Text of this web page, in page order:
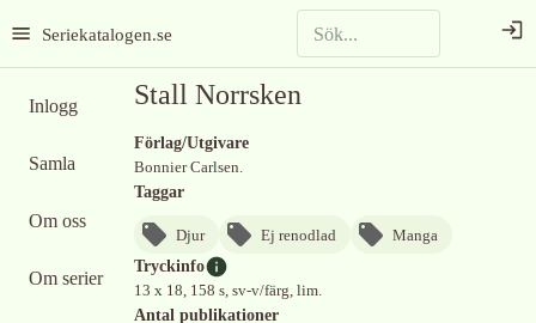
Seriekatalogen.se
Inlogg
Samla
Om oss
Om serier
Stall Norrsken
Förlag/Utgivare
Bonnier Carlsen.
Taggar
Djur Ej renodlad
Manga
Tryckinfo
13 x 18, 158 s, sv-v/färg, lim.
Antal publikationer